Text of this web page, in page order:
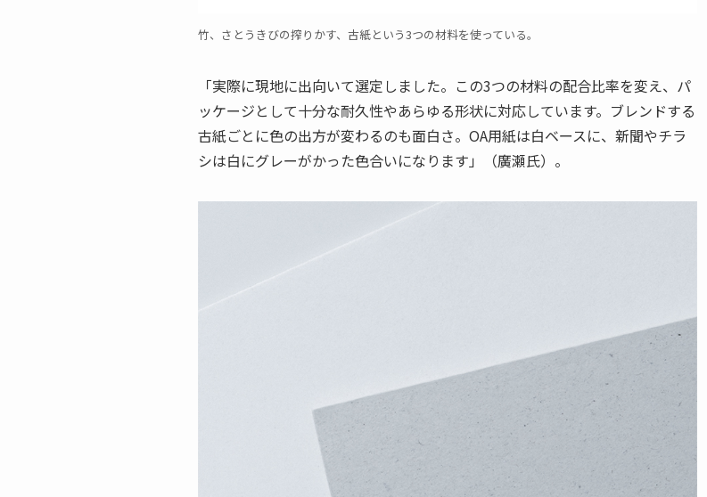
竹、さとうきびの搾りかす、古紙という3つの材料を使っている。
「実際に現地に出向いて選定しました。この3つの材料の配合比率を変え、パ
ッケージとして十分な耐久性やあらゆる形状に対応しています。ブレンドする
古紙ごとに色の出方が変わるのも面白さ。OA用紙は白ベースに、新聞やチラ
シは白にグレーがかった色合いになります」（廣瀬氏）。